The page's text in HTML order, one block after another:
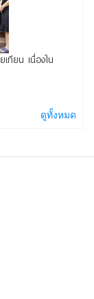
ทียน เนื่องใน
ดูทั้งหมด